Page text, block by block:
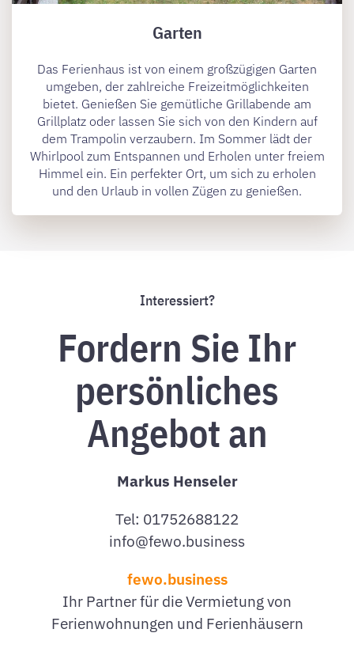
Garten
Das Ferienhaus ist von einem großzügigen Garten
umgeben, der zahlreiche Freizeitmöglichkeiten
bietet. Genießen Sie gemütliche Grillabende am
Grillplatz oder lassen Sie sich von den Kindern auf
dem Trampolin verzaubern. Im Sommer lädt der
Whirlpool zum Entspannen und Erholen unter freiem
Himmel ein. Ein perfekter Ort, um sich zu erholen
und den Urlaub in vollen Zügen zu genießen.
Interessiert?
Fordern Sie Ihr
persönliches
Angebot an
Markus Henseler
Tel: 01752688122
info@fewo.business
fewo.business
Ihr Partner für die Vermietung von
Ferienwohnungen und Ferienhäusern